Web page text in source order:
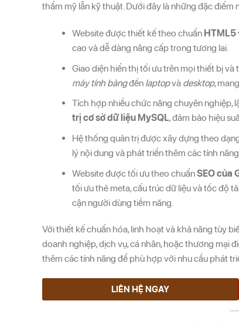
thẩm mỹ lẫn kỹ thuật. Dưới đây là những đặc điểm
Website được thiết kế theo chuẩn HTML5
cao và dễ dàng nâng cấp trong tương lai.
Giao diện hiển thị tối ưu trên mọi thiết bị và
máy tính bảngđến laptopvà desktop,
Tích hợp nhiều chức năng chuyên nghiệp,
trị cơ sở dữ liệu MySQL, đảm bảo hiệu
Hệ thống quản trị được xây dựng theo
lý nội dung và phát triển thêm các tính
Website được tối ưu theo chuẩnSEO của
tối ưu thẻ meta, cấu trúc dữ liệu và tốc độ
cận người dùng tiềm năng.
Với thiết kế chuẩn hóa, linh hoạt và khả năng tùy
doanh nghiệp, dịch vụ, cá nhân, hoặc thương mại
thêm các tính năng để phù hợp với nhu cầu phát
LIÊN HỆ NGAY